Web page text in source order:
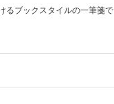
るブックスタイルの一筆箋で